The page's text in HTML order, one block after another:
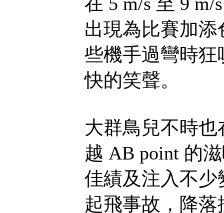
出現為比賽加
些機手過彎時狂
快的笑聲。
大群鳥兒不時
越 AB point 的
佳績及注入不少
起飛事故，降